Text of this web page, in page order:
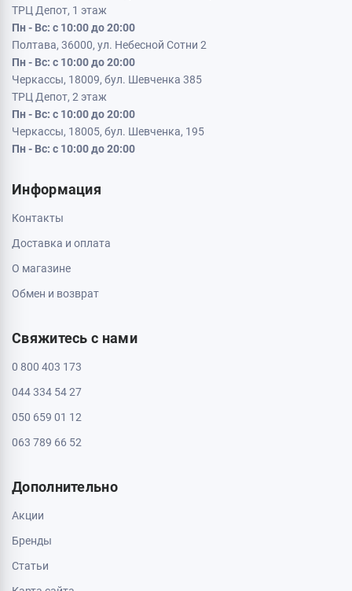
ТРЦ Депот, 1 этаж
Пн - Вс: с 10:00 до 20:00
Полтава, 36000, ул. Небесной Сотни 2
Пн - Вс: с 10:00 до 20:00
Черкассы, 18009, бул. Шевченка 385
ТРЦ Депот, 2 этаж
Пн - Вс: с 10:00 до 20:00
Черкассы, 18005, бул. Шевченка, 195
Пн - Вс: с 10:00 до 20:00
Информация
Контакты
Доставка и оплата
О магазине
Обмен и возврат
Свяжитесь с нами
0 800 403 173
044 334 54 27
050 659 01 12
063 789 66 52
Дополнительно
Акции
Бренды
Статьи